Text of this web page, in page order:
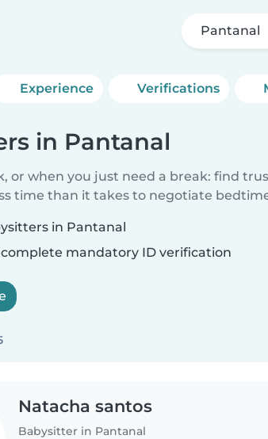
Pantanal
Experience Verifications
in Pantanal
or when you just need a break: find
time than it takes to negotiate
in Pantanal
mandatory ID verification
Natacha santos
Babysitter in Pantanal